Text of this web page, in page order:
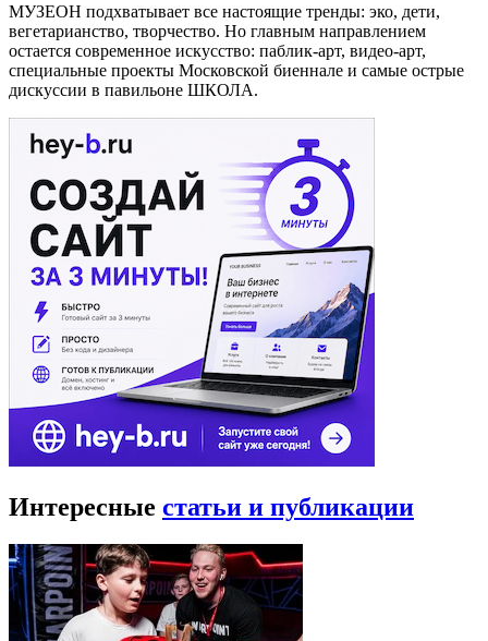
МУЗЕОН подхватывает все настоящие тренды: эко, дети,
вегетарианство, творчество. Но главным направлением
остается современное искусство: паблик-арт, видео-арт,
специальные проекты Московской биеннале и самые острые
дискуссии в павильоне ШКОЛА.
Интересные статьи и публикации